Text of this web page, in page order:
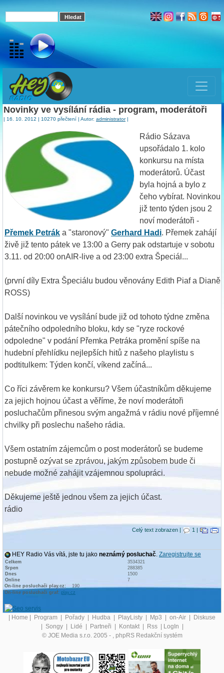
Novinky ve vysílání rádia - program, moderátoři
| 16. 10. 2012 | 10270 přečtení | Autor: administrator|
Rádio Sázava
upsořádalo 1. kolo
konkursu na místa
moderátorů. Účast
byla hojná a bylo z
čeho vybírat. Novinkou
již tento týden jsou 2
noví moderátoři -
Přemek Petrák a "staronový" Gerhard Hadi. Přemek zahájí
živě již tento pátek ve 13:00 a Gerry pak odstartuje v sobotu
3.11. od 20:00 onAIR-live a od 23:00 extra Špeciál...
(první díly Extra Špeciálu budou věnovány Edith Piaf a Dianě
ROSS)
Další novinkou ve vysílání bude již od tohoto týdne změna
pátečního odpoledního bloku, kdy se "ryze rockové
odpoledne" v podání Přemka Petráka promění spíše na
hudební přehlídku nejlepších hitů z našeho playlistu s
podtitulkem: Týden končí, víkend začíná...
Co říci závěrem ke konkursu? Všem účastníkům děkujeme
za jejich hojnou účast a věříme, že noví moderátoři
posluchačům přinesou svým angažmá v rádiu nové příjemné
chvilky při poslechu našeho rádia.
Všem ostatním zájemcům o post moderátorů se budeme
postupně ozývat se zprávou, jakým způsobem bude či
nebude možné zahájit vzájemnou spolupráci.
Děkujeme ještě jednou všem za jejich účast.
rádio
Celý text zobrazen | 1 |
HEY Radio Vás vítá, jste tu jako neznámý posluchač. Zaregistrujte se
Celkem
3534321
Srpen
288385
Dnes
1500
Online
7
On-line posluchači play.cz:
190
On-line posluchači graf: play.cz
Home Program Pořady Hudba PlayListy Mp3 on-Air
Diskuse
Songy Lidé Partneři Kontakt Rss LogIn
© JOE Media s.r.o. 2005 - , phpRS Redakční systém